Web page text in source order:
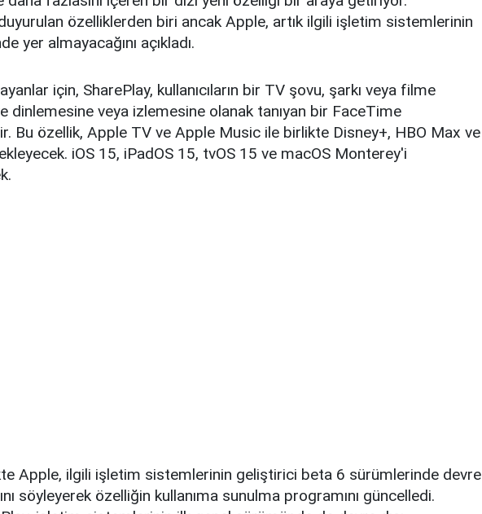
özelliklerden biri ancak Apple, artık ilgili işletim sistemlerinin
yer almayacağını açıkladı.
için, SharePlay, kullanıcıların bir TV şovu, şarkı veya filme
dinlemesine veya izlemesine olanak tanıyan bir FaceTime
Bu özellik, Apple TV ve Apple Music ile birlikte Disney+, HBO Max ve
iOS 15, iPadOS 15, tvOS 15 ve macOS Monterey'i
Apple, ilgili işletim sistemlerinin geliştirici beta 6 sürümlerinde devre
söyleyerek özelliğin kullanıma sunulma programını güncelledi.